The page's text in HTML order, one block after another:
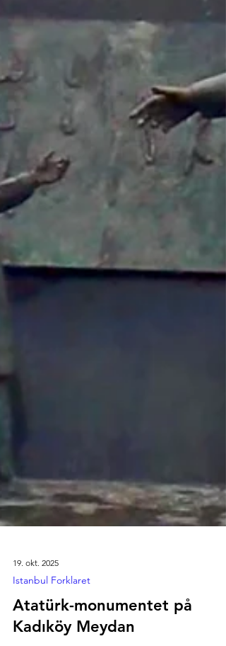
19. okt. 2025
Istanbul Forklaret